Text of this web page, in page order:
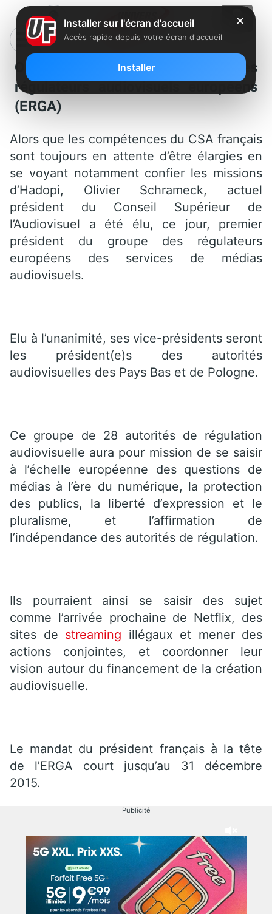
Olivier Schrameck élu président des
régulateurs audiovisuels européens
(ERGA)
Alors que les compétences du CSA français
sont toujours en attente d’être élargies en
se voyant notamment confier les missions
d’Hadopi, Olivier Schrameck, actuel
président du Conseil Supérieur de
l’Audiovisuel a été élu, ce jour, premier
président du groupe des régulateurs
européens des services de médias
audiovisuels.
Elu à l’unanimité, ses vice-présidents seront
les président(e)s des autorités
audiovisuelles des Pays Bas et de Pologne.
Ce groupe de 28 autorités de régulation
audiovisuelle aura pour mission de se saisir
à l’échelle européenne des questions de
médias à l’ère du numérique, la protection
des publics, la liberté d’expression et le
pluralisme, et l’affirmation de
l’indépendance des autorités de régulation.
Ils pourraient ainsi se saisir des sujet
comme l’arrivée prochaine de Netflix, des
sites de streaming illégaux et mener des
actions conjointes, et coordonner leur
vision autour du financement de la création
audiovisuelle.
Le mandat du président français à la tête
de l’ERGA court jusqu’au 31 décembre
2015.
Publicité
✕
Installer sur l'écran d'accueil
Accès rapide depuis votre écran d'accueil
Installer